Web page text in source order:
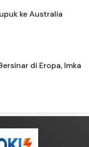
ke Australia
di Eropa, Imka